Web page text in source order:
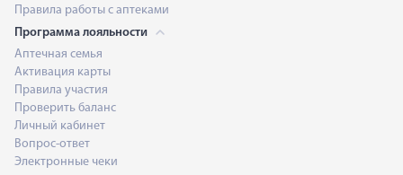
Правила работы с аптеками
Программа лояльности
Аптечная семья
Активация карты
Правила участия
Проверить баланс
Личный кабинет
Вопрос-ответ
Электронные чеки